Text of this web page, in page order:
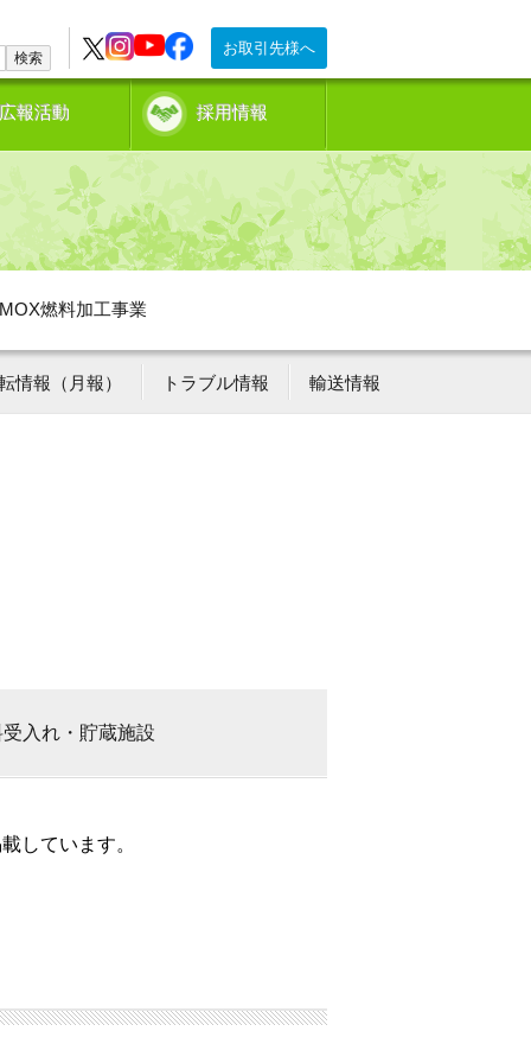
お取引先様へ
検索
報活動 採用情報
燃料加工事業
情報（月報） トラブル情報 輸送情報
受入れ・貯蔵施設
しています。